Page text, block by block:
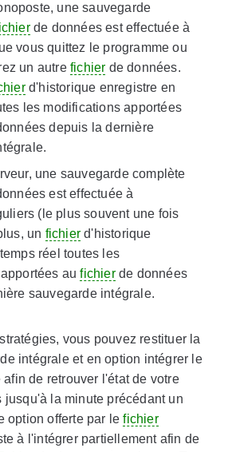
une sauvegarde
de données est effectuée à
vous quittez le programme ou
un autre fichier de données.
d'historique enregistre en
les modifications apportées
depuis la dernière
une sauvegarde complète
est effectuée à
(le plus souvent une fois
un fichierd'historique
réel toutes les
aufichierde données
sauvegarde intégrale.
vous pouvez restituer la
intégrale et en option intégrer le
de retrouver l'état de votre
jusqu'à la minute précédant un
option offerte par lefichier
à l'intégrer partiellement afin de